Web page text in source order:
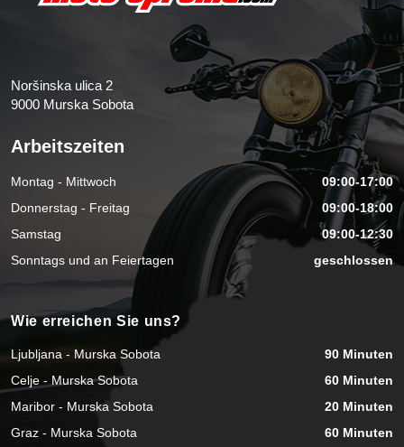
Noršinska ulica 2
9000 Murska Sobota
Arbeitszeiten
Montag - Mittwoch
09:00-17:00
Donnerstag - Freitag
09:00-18:00
Samstag
09:00-12:30
Sonntags und an Feiertagen
geschlossen
Wie erreichen Sie uns?
Ljubljana - Murska Sobota
90 Minuten
Celje - Murska Sobota
60 Minuten
Maribor - Murska Sobota
20 Minuten
Graz - Murska Sobota
60 Minuten